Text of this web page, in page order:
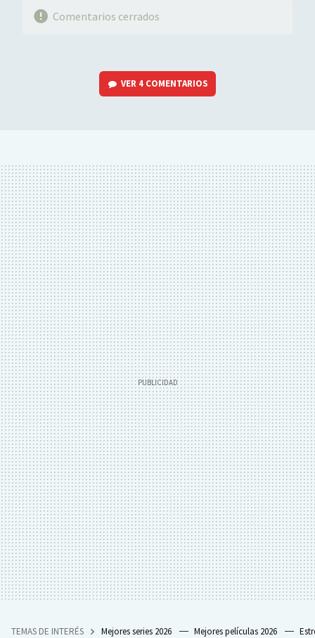
Comentarios cerrados
VER 4 COMENTARIOS
TEMAS DE INTERÉS Mejores series 2026 Mejores películas 2026